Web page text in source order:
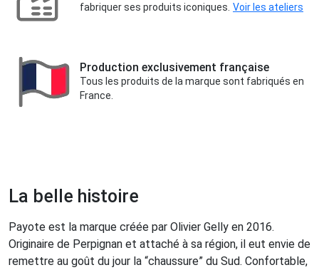
fabriquer ses produits iconiques. Voir les ateliers
Production exclusivement française
Tous les produits de la marque sont fabriqués en
France.
La belle histoire
Payote est la marque créée par Olivier Gelly en 2016.
Originaire de Perpignan et attaché à sa région, il eut envie de
remettre au goût du jour la “chaussure” du Sud. Confortable,